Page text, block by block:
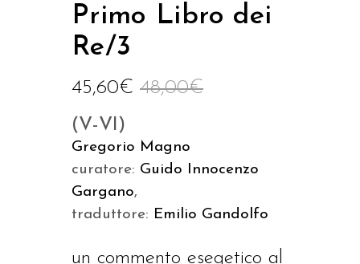
Primo Libro dei
Re/3
48,00€
45,60€
(V-VI)
Gregorio Magno
curatore: Guido Innocenzo
Gargano,
traduttore: Emilio Gandolfo
un commento esegetico al